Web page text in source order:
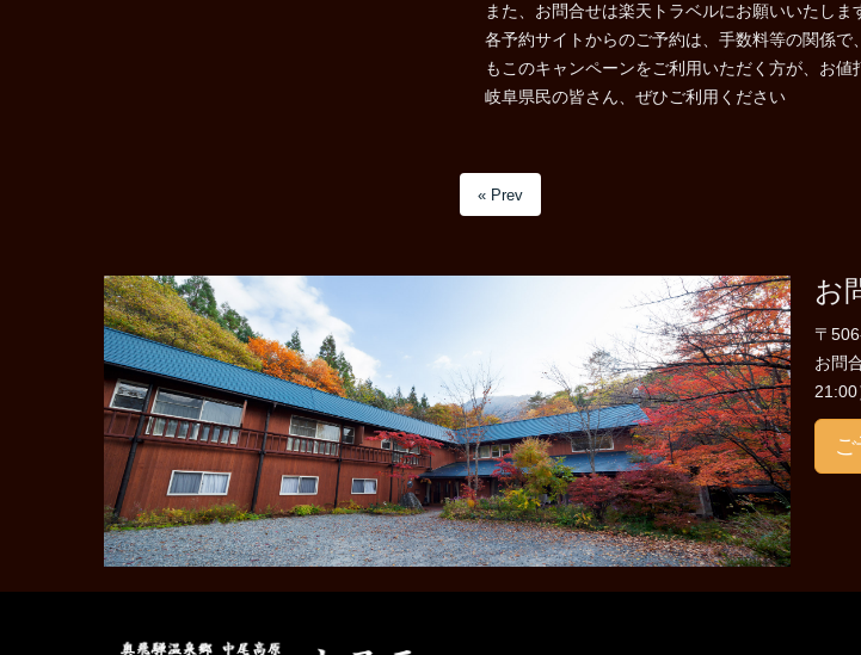
また、お問合せは楽天トラベルにお願いいたしま
各予約サイトからのご予約は、手数料等の関係
もこのキャンペーンをご利用いただく方が、お値
岐阜県民の皆さん、ぜひご利用ください
« Prev
お
〒
お問
21:00